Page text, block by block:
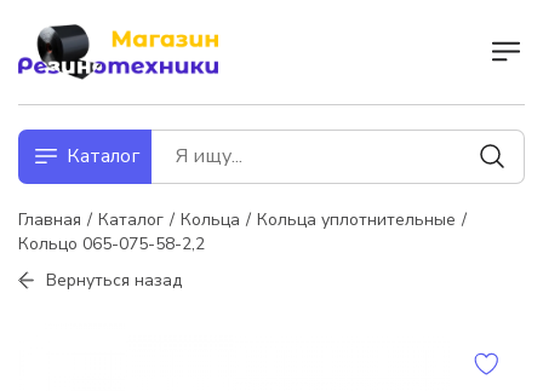
Каталог
Главная Каталог Кольца
Кольца уплотнительные
Кольцо 065-075-58-2,2
Вернуться назад